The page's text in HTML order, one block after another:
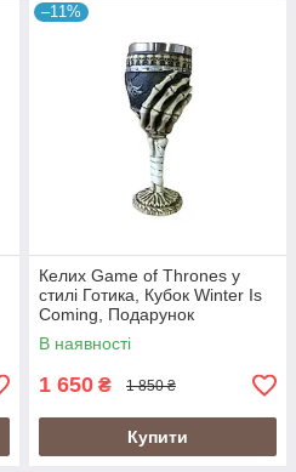
–11%
Келих Game of Thrones у
стилі Готика, Кубок Winter Is
Coming, Подарунок
В наявності
1 650 ₴ 1 850 ₴
Купити